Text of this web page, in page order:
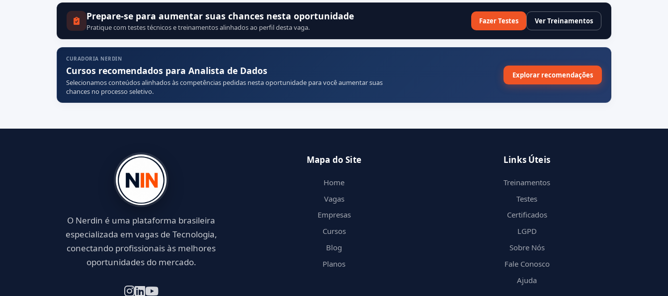
Prepare-se para aumentar suas chances nesta oportunidade
Pratique com testes técnicos e treinamentos alinhados ao perfil desta vaga.
Fazer Testes Ver Treinamentos
CURADORIA NERDIN
Cursos recomendados para Analista de Dados
Selecionamos conteúdos alinhados às competências pedidas nesta oportunidade para você aumentar suas
chances no processo seletivo.
Explorar recomendações
O Nerdin é uma plataforma brasileira
especializada em vagas de Tecnologia,
conectando profissionais às melhores
oportunidades do mercado.
Mapa do Site
Home
Vagas
Empresas
Cursos
Blog
Planos
Links Úteis
Treinamentos
Testes
Certificados
LGPD
Sobre Nós
Fale Conosco
Ajuda